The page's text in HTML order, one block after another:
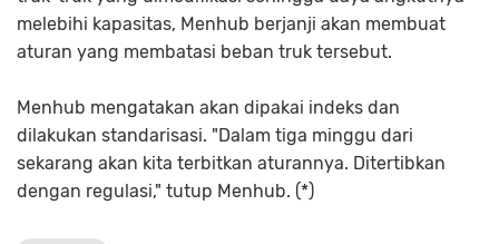
melebihi kapasitas, Menhub berjanji akan membuat
aturan yang membatasi beban truk tersebut.
Menhub mengatakan akan dipakai indeks dan
dilakukan standarisasi. "Dalam tiga minggu dari
sekarang akan kita terbitkan aturannya. Ditertibkan
dengan regulasi," tutup Menhub. (*)